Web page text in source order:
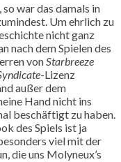
so war das damals in
Um ehrlich zu
nicht ganz
nach dem Spielen des
von Starbreeze
-Lizenz
außer dem
Hand nicht ins
beschäftigt zu haben.
des Spiels ist ja
viel mit der
die uns Molyneux’s